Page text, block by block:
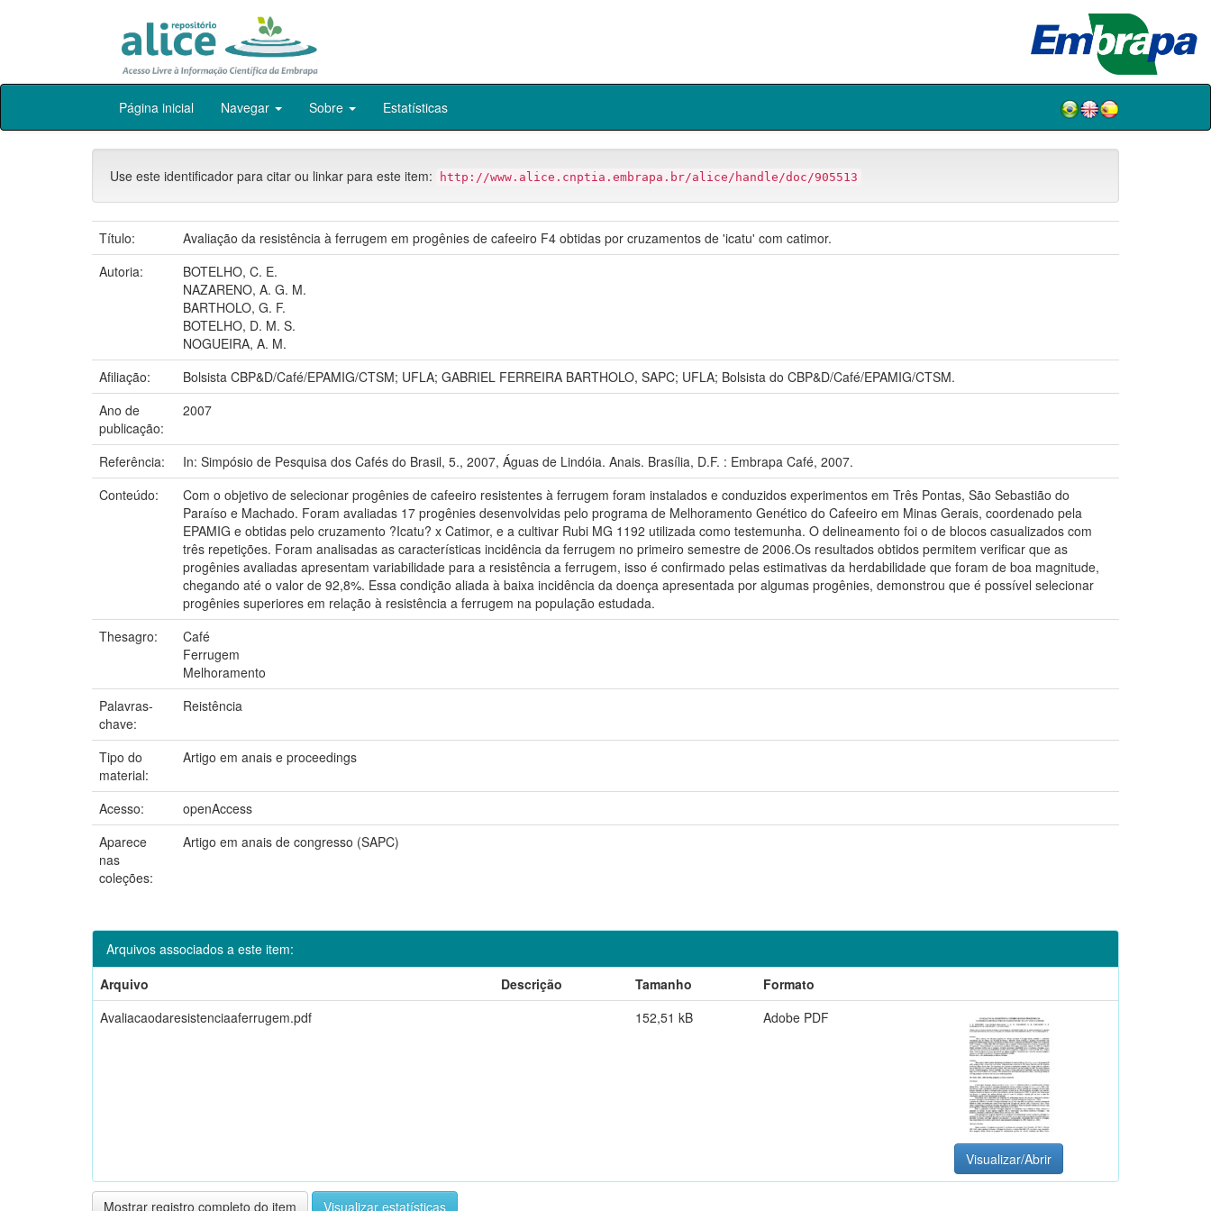
Skip
Página inicial Navegar Sobre Estatísticas
Use este identificador para citar ou linkar para este item: http://www.alice.cnptia.embrapa.br/alice/handle/doc/905513
Título:
Avaliação da resistência à ferrugem em progênies de cafeeiro F4 obtidas por cruzamentos de 'icatu' com catimor.
Autoria:
BOTELHO, C. E.
NAZARENO, A. G. M.
BARTHOLO, G. F.
BOTELHO, D. M. S.
NOGUEIRA, A. M.
Afiliação:
Bolsista CBP&D/Café/EPAMIG/CTSM; UFLA; GABRIEL FERREIRA BARTHOLO, SAPC; UFLA; Bolsista do CBP&D/Café/EPAMIG/CTSM.
Ano de
publicação:
2007
Referência:
In: Simpósio de Pesquisa dos Cafés do Brasil, 5., 2007, Águas de Lindóia. Anais. Brasília, D.F. : Embrapa Café, 2007.
Conteúdo:
Com o objetivo de selecionar progênies de cafeeiro resistentes à ferrugem foram instalados e conduzidos experimentos em Três Pontas, São Sebastião do
Paraíso e Machado. Foram avaliadas 17 progênies desenvolvidas pelo programa de Melhoramento Genético do Cafeeiro em Minas Gerais, coordenado pela
EPAMIG e obtidas pelo cruzamento ?Icatu? x Catimor, e a cultivar Rubi MG 1192 utilizada como testemunha. O delineamento foi o de blocos casualizados com
três repetições. Foram analisadas as características incidência da ferrugem no primeiro semestre de 2006.Os resultados obtidos permitem verificar que as
progênies avaliadas apresentam variabilidade para a resistência a ferrugem, isso é confirmado pelas estimativas da herdabilidade que foram de boa magnitude,
chegando até o valor de 92,8%. Essa condição aliada à baixa incidência da doença apresentada por algumas progênies, demonstrou que é possível selecionar
progênies superiores em relação à resistência a ferrugem na população estudada.
Thesagro:
Café
Ferrugem
Melhoramento
Palavras-
chave:
Reistência
Tipo do
material:
Artigo em anais e proceedings
Acesso:
openAccess
Aparece
nas
coleções:
Artigo em anais de congresso (SAPC)
Arquivos associados a este item:
Arquivo
Descrição Tamanho
Formato
Avaliacaodaresistenciaaferrugem.pdf
152,51 kB Adobe PDF
Visualizar/Abrir
Mostrar registro completo do item Visualizar estatísticas